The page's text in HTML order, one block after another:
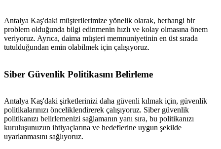
Antalya Kaş'daki müşterilerimize yönelik olarak, herhangi bir
problem olduğunda bilgi edinmenin hızlı ve kolay olmasına önem
veriyoruz. Ayrıca, daima müşteri memnuniyetinin en üst sırada
tutulduğundan emin olabilmek için çalışıyoruz.
Siber Güvenlik Politikasını Belirleme
Antalya Kaş'daki şirketlerinizi daha güvenli kılmak için, güvenlik
politikalarınızı önceliklendirerek çalışıyoruz. Siber güvenlik
politikanızı belirlemenizi sağlamanın yanı sıra, bu politikanızı
kuruluşunuzun ihtiyaçlarına ve hedeflerine uygun şekilde
uyarlanmasını sağlıyoruz.